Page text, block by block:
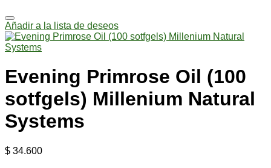
Añadir a la lista de deseos
Evening Primrose Oil (100
sotfgels) Millenium Natural
Systems
$ 34.600